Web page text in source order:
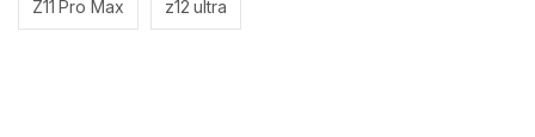
Z11 Pro Max z12 ultra